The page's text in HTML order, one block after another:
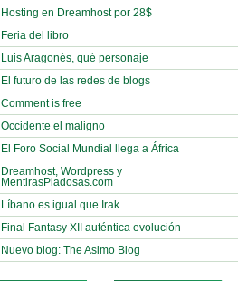
Hosting en Dreamhost por 28$
Feria del libro
Luis Aragonés, qué personaje
El futuro de las redes de blogs
Comment is free
Occidente el maligno
El Foro Social Mundial llega a África
Dreamhost, Wordpress y
MentirasPiadosas.com
Líbano es igual que Irak
Final Fantasy XII auténtica evolución
Nuevo blog: The Asimo Blog